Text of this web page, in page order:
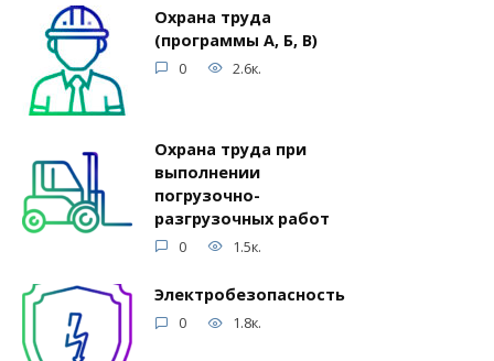
Охрана труда
(программы А, Б, В)
0 2.6к.
Охрана труда при
выполнении
погрузочно-
разгрузочных работ
0 1.5к.
Электробезопасность
0 1.8к.